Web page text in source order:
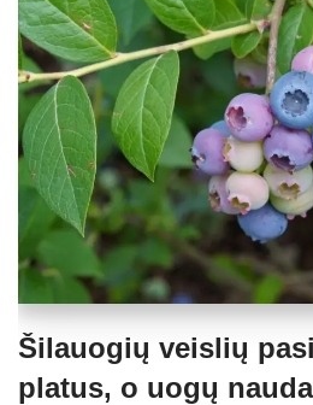
Šilauogių veislių
platus, o uogų